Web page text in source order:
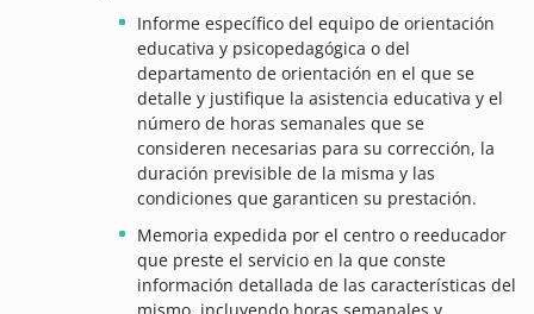
Informe específico del equipo de orientación
educativa y psicopedagógica o del
departamento de orientación en el que se
detalle y justifique la asistencia educativa y el
número de horas semanales que se
consideren necesarias para su corrección, la
duración previsible de la misma y las
condiciones que garanticen su prestación.
Memoria expedida por el centro o reeducador
que preste el servicio en la que conste
información detallada de las características del